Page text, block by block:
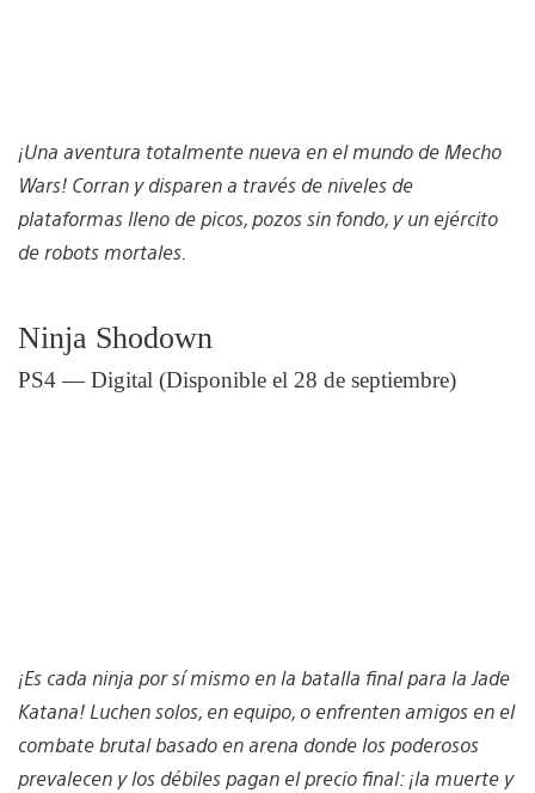
¡Una aventura totalmente nueva en el mundo de Mecho
Wars! Corran y disparen a través de niveles de
plataformas lleno de picos, pozos sin fondo, y un ejército
de robots mortales.
Ninja Shodown
PS4 — Digital (Disponible el 28 de septiembre)
¡Es cada ninja por sí mismo en la batalla final para la Jade
Katana! Luchen solos, en equipo, o enfrenten amigos en el
combate brutal basado en arena donde los poderosos
prevalecen y los débiles pagan el precio final: ¡la muerte y